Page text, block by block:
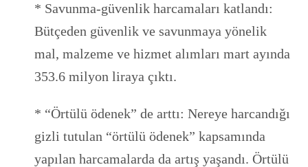
* Savunma-güvenlik harcamaları katlandı:
Bütçeden güvenlik ve savunmaya yönelik
mal, malzeme ve hizmet alımları mart ayında
353.6 milyon liraya çıktı.
* “Örtülü ödenek” de arttı: Nereye harcandığı
gizli tutulan “örtülü ödenek” kapsamında
yapılan harcamalarda da artış yaşandı. Örtülü